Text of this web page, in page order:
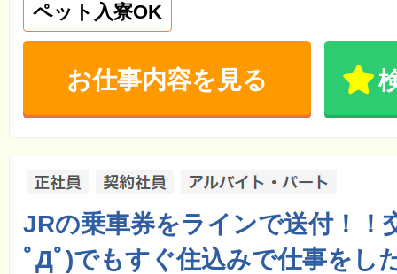
ペット入寮OK
お仕事内容を見る
JRの乗車券をラインで送付！！
ﾟДﾟ)でもすぐ住込みで仕事をし